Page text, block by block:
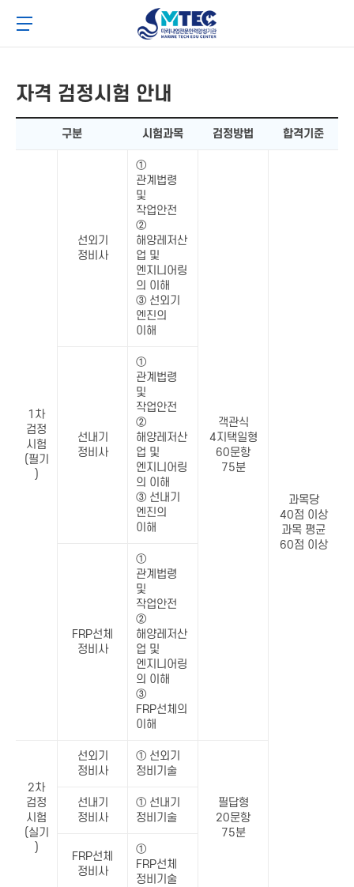
로
로
메뉴 버튼
4CSoft
자격 검정시험 안내
구분 시험과목 검정방법 합격기준
1차
검정
시험
(필기
)
선외기
정비사
①
관계법령
및
작업안전
②
해양레저산
업 및
엔지니어링
의 이해
③ 선외기
엔진의
이해
객관식
4지택일형
60문항
75분
과목당
40점 이상
과목 평균
60점 이상
선내기
정비사
①
관계법령
및
작업안전
②
해양레저산
업 및
엔지니어링
의 이해
③ 선내기
엔진의
이해
FRP선체
정비사
①
관계법령
및
작업안전
②
해양레저산
업 및
엔지니어링
의 이해
③
FRP선체의
이해
2차
검정
시험
(실기
)
선외기
정비사
① 선외기
정비기술
필답형
20문항
75분
선내기
정비사
① 선내기
정비기술
FRP선체
정비사
①
FRP선체
정비기술